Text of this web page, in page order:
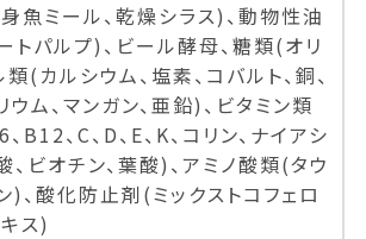
魚ミール、乾燥シラス)、動物性油
トパルプ)、ビール酵母、糖類(オリ
(カルシウム、塩素、コバルト、銅、
ウム、マンガン、亜鉛)、ビタミン類
B12、C、D、E、K、コリン、ナイアシ
、ビオチン、葉酸)、アミノ酸類(タウ
)、酸化防止剤(ミックストコフェロ
ス)